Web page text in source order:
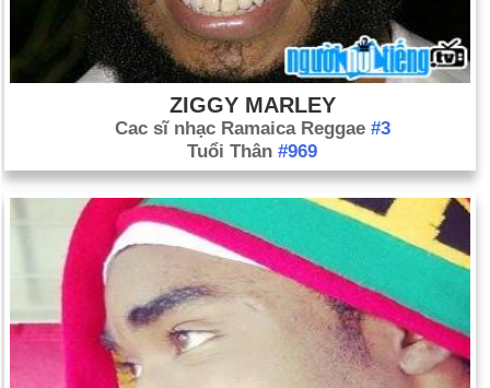
ZIGGY MARLEY
Cac sĩ nhạc Ramaica Reggae #3
Tuổi Thân #969